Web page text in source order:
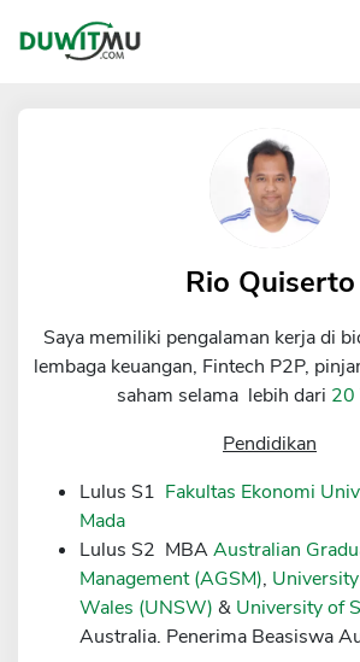
Mengelola keuangan
Pinjaman Online
Hutang
KTA
Broker Forex
Sekuritas Saham
Bank Digital
Crypto
Rio Quiserto
Saya memiliki pengalaman kerja di
lembaga keuangan, Fintech P2P,
saham selama lebih dari 20
Pendidikan
Lulus S1 Fakultas Ekonomi
Mada
Lulus S2 MBAAustralian
Management (AGSM),
Wales (UNSW) & University of
Australia. Penerima Beasiswa